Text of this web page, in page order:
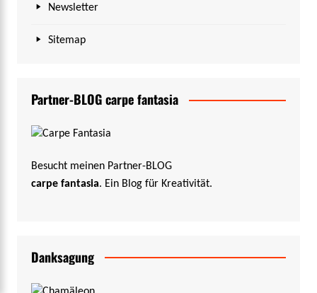
Newsletter
Sitemap
Partner-BLOG carpe fantasia
Besucht meinen Partner-BLOG
carpe fantasia. Ein Blog für Kreativität.
Danksagung